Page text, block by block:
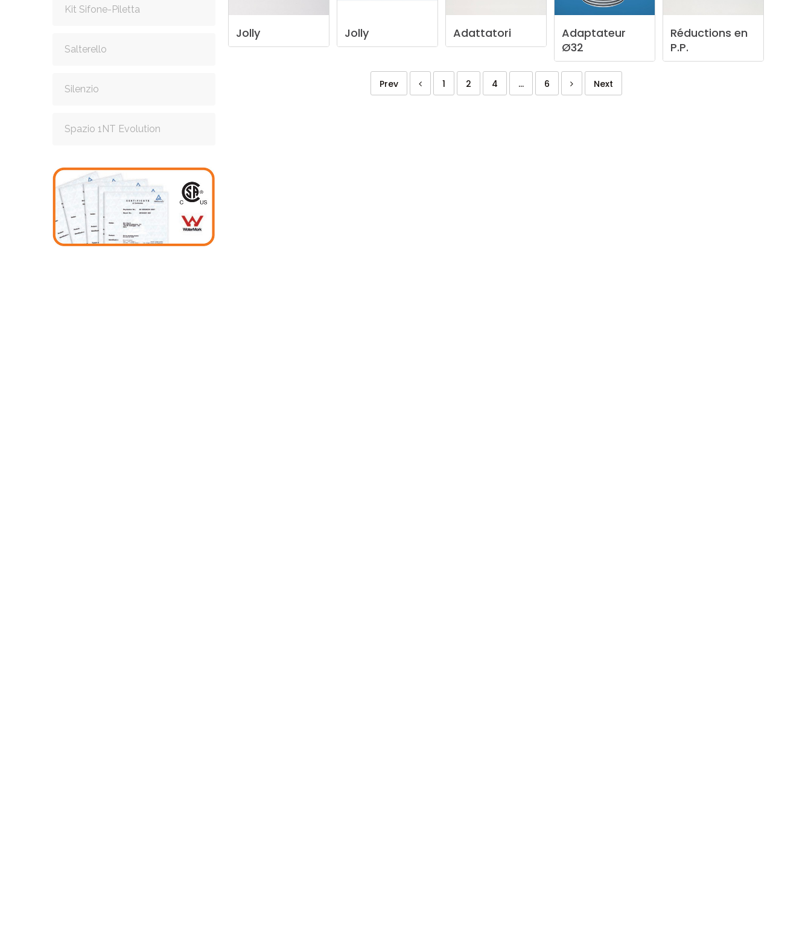
Kit Sifone-Piletta
Salterello
Silenzio
Spazio 1NT Evolution
Jolly Jolly Adattatori
Adaptateur
Ø32
Réductions en
P.P.
Prev 1 2 4 ... 6 Next